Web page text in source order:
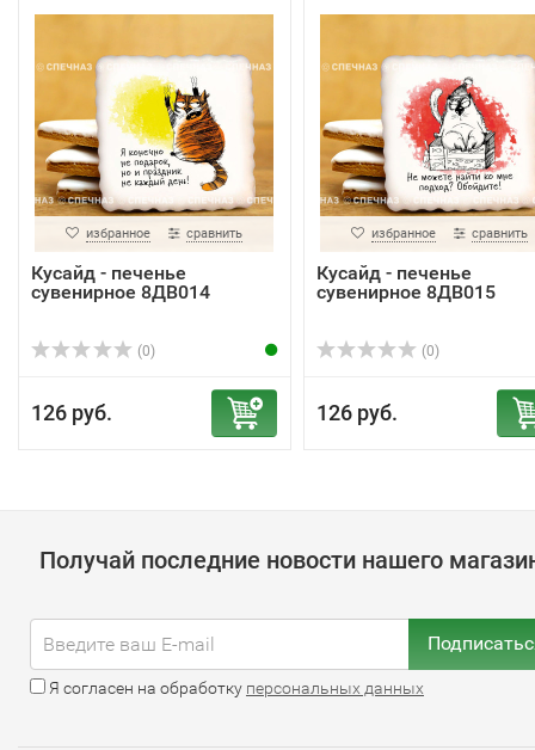
избранное сравнить
Кусайд - печенье
сувенирное 8ДВ014
(0)
126 руб.
избранное сравнить
Кусайд - печенье
сувенирное 8ДВ015
(0)
126 руб.
Получай последние новости нашего
Я согласен на обработку персональных данных